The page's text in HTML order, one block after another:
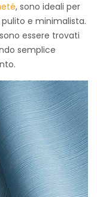
, sono ideali per
e minimalista.
essere trovati
semplice